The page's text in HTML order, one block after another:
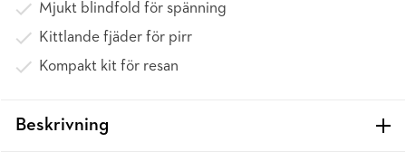
Mjukt blindfold för spänning
Kittlande fjäder för pirr
Kompakt kit för resan
Beskrivning